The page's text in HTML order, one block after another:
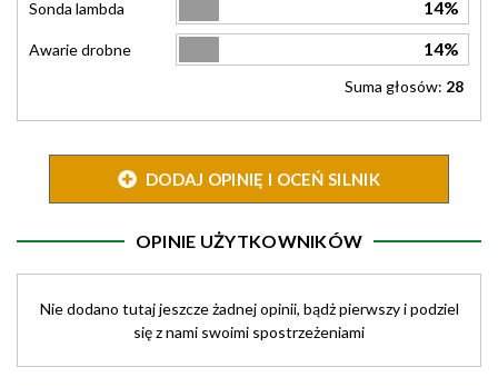
Sonda lambda 14%
Awarie drobne 14%
Suma głosów: 28
DODAJ OPINIĘ I OCEŃ SILNIK
OPINIE UŻYTKOWNIKÓW
Nie dodano tutaj jeszcze żadnej opinii, bądż pierwszy i podziel
się z nami swoimi spostrzeżeniami